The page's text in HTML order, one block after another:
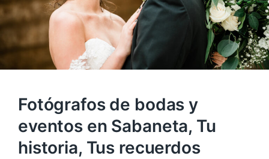
Fotógrafos de bodas y
eventos en Sabaneta, Tu
historia, Tus recuerdos